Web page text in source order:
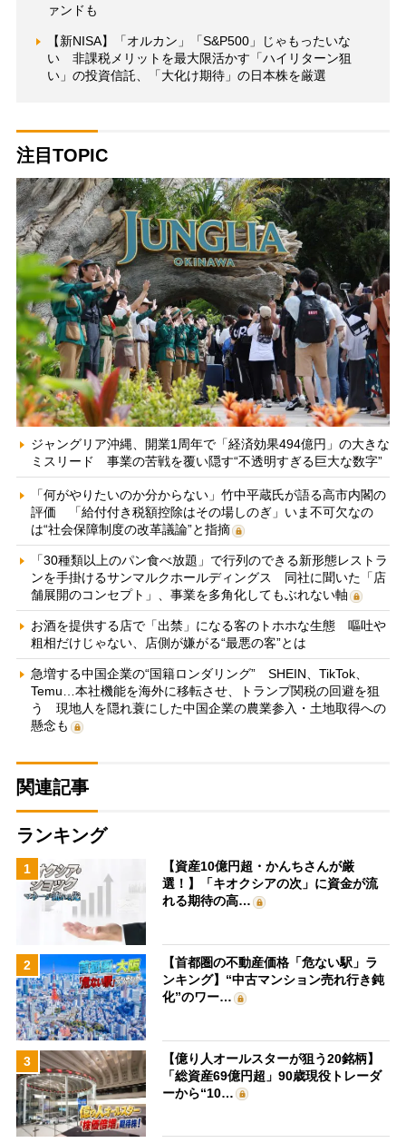
ァンドも
【新NISA】「オルカン」「S&P500」じゃもったいな
い 非課税メリットを最大限活かす「ハイリターン狙
い」の投資信託、「大化け期待」の日本株を厳選
注目TOPIC
ジャングリア沖縄、開業1周年で「経済効果494億円」の大きな
ミスリード 事業の苦戦を覆い隠す“不透明すぎる巨大な数字”
「何がやりたいのか分からない」竹中平蔵氏が語る高市内閣の
評価 「給付付き税額控除はその場しのぎ」いま不可欠なの
は“社会保障制度の改革議論”と指摘
「30種類以上のパン食べ放題」で行列のできる新形態レストラ
ンを手掛けるサンマルクホールディングス 同社に聞いた「店
舗展開のコンセプト」、事業を多角化してもぶれない軸
お酒を提供する店で「出禁」になる客のトホホな生態 嘔吐や
粗相だけじゃない、店側が嫌がる“最悪の客”とは
急増する中国企業の“国籍ロンダリング” SHEIN、TikTok、
Temu…本社機能を海外に移転させ、トランプ関税の回避を狙
う 現地人を隠れ蓑にした中国企業の農業参入・土地取得への
懸念も
関連記事
ランキング
1
【資産10億円超・かんちさんが厳
選！】「キオクシアの次」に資金が流
れる期待の高…
2
【首都圏の不動産価格「危ない駅」ラ
ンキング】“中古マンション売れ行き鈍
化”のワー…
3
【億り人オールスターが狙う20銘柄】
「総資産69億円超」90歳現役トレーダ
ーから“10…